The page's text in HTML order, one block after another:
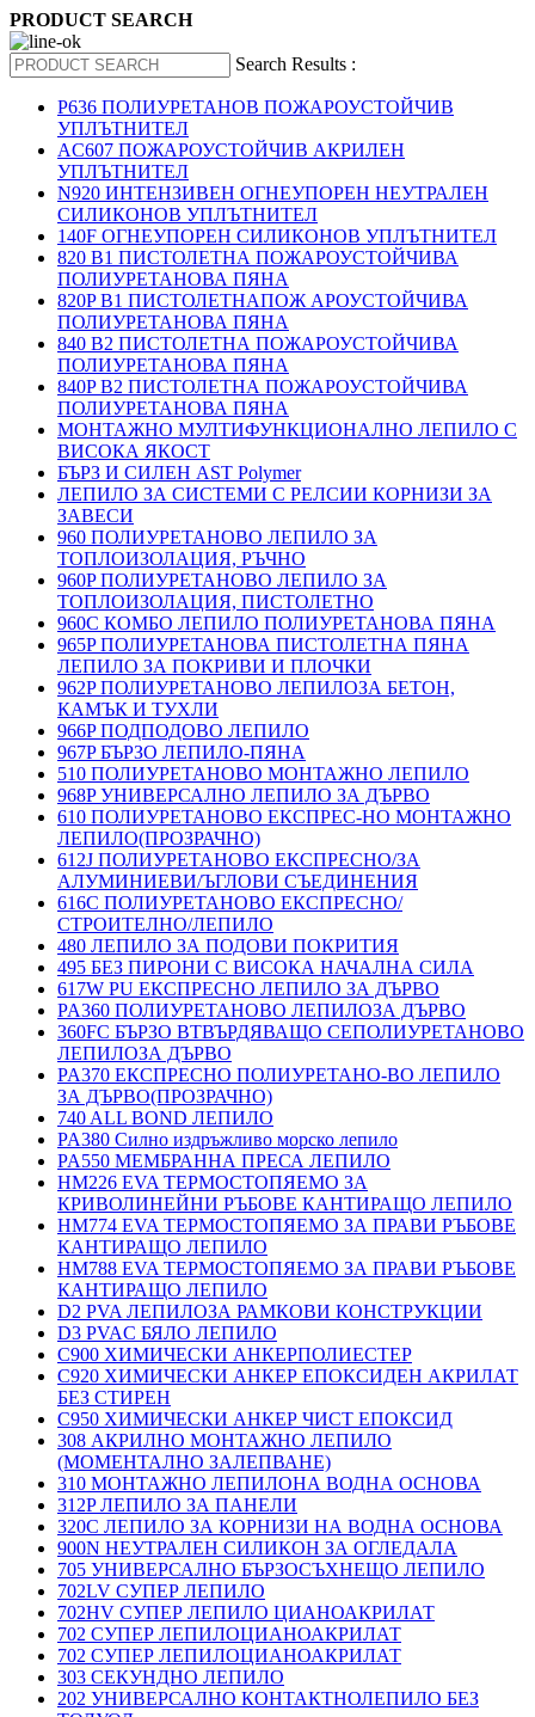
PRODUCT SEARCH
Search Results :
P636 ПОЛИУРЕТАНОВ ПОЖАРОУСТОЙЧИВ
УПЛЪТНИТЕЛ
AC607 ПОЖАРОУСТОЙЧИВ АКРИЛЕН
УПЛЪТНИТЕЛ
N920 ИНТЕНЗИВЕН ОГНЕУПОРЕН НЕУТРАЛЕН
СИЛИКОНОВ УПЛЪТНИТЕЛ
140F ОГНЕУПОРЕН СИЛИКОНОВ УПЛЪТНИТЕЛ
820 B1 ПИСТОЛЕТНА ПОЖАРОУСТОЙЧИВА
ПОЛИУРЕТАНОВА ПЯНА
820P B1 ПИСТОЛЕТНАПОЖ АРОУСТОЙЧИВА
ПОЛИУРЕТАНОВА ПЯНА
840 B2 ПИСТОЛЕТНА ПОЖАРОУСТОЙЧИВА
ПОЛИУРЕТАНОВА ПЯНА
840P B2 ПИСТОЛЕТНА ПОЖАРОУСТОЙЧИВА
ПОЛИУРЕТАНОВА ПЯНА
МОНТАЖНО МУЛТИФУНКЦИОНАЛНО ЛЕПИЛО С
ВИСОКА ЯКОСТ
БЪРЗ И СИЛЕН AST Polymer
ЛЕПИЛО ЗА СИСТЕМИ С РЕЛСИИ КОРНИЗИ ЗА
ЗАВЕСИ
960 ПОЛИУРЕТАНОВО ЛЕПИЛО ЗА
ТОПЛОИЗОЛАЦИЯ, РЪЧНО
960P ПОЛИУРЕТАНОВО ЛЕПИЛО ЗА
ТОПЛОИЗОЛАЦИЯ, ПИСТОЛЕТНО
960C КОМБО ЛЕПИЛО ПОЛИУРЕТАНОВА ПЯНА
965P ПОЛИУРЕТАНОВА ПИСТОЛЕТНА ПЯНА
ЛЕПИЛО ЗА ПОКРИВИ И ПЛОЧКИ
962P ПОЛИУРЕТАНОВО ЛЕПИЛОЗА БЕТОН,
КАМЪК И ТУХЛИ
966P ПОДПОДОВО ЛЕПИЛО
967P БЪРЗО ЛЕПИЛО-ПЯНА
510 ПОЛИУРЕТАНОВО МОНТАЖНО ЛЕПИЛО
968P УНИВЕРСАЛНО ЛЕПИЛО ЗА ДЪРВО
610 ПОЛИУРЕТАНОВО ЕКСПРЕС-НО МОНТАЖНО
ЛЕПИЛО(ПРОЗРАЧНО)
612J ПОЛИУРЕТАНОВО ЕКСПРЕСНО/ЗА
АЛУМИНИЕВИ/ЪГЛОВИ СЪЕДИНЕНИЯ
616C ПОЛИУРЕТАНОВО ЕКСПРЕСНО/
СТРОИТЕЛНО/ЛЕПИЛО
480 ЛЕПИЛО ЗА ПОДОВИ ПОКРИТИЯ
495 БЕЗ ПИРОНИ С ВИСОКА НАЧАЛНА СИЛА
617W PU ЕКСПРЕСНО ЛЕПИЛО ЗА ДЪРВО
PA360 ПОЛИУРЕТАНОВО ЛЕПИЛОЗА ДЪРВО
360FC БЪРЗО ВТВЪРДЯВАЩО СЕПОЛИУРЕТАНОВО
ЛЕПИЛОЗА ДЪРВО
PA370 ЕКСПРЕСНО ПОЛИУРЕТАНО-ВО ЛЕПИЛО
ЗА ДЪРВО(ПРОЗРАЧНО)
740 ALL BOND ЛЕПИЛО
PA380 Силно издръжливо морско лепило
PA550 МЕМБРАННА ПРЕСА ЛЕПИЛО
HM226 EVA ТЕРМОСТОПЯЕМО ЗА
КРИВОЛИНЕЙНИ РЪБОВЕ КАНТИРАЩО ЛЕПИЛО
HM774 EVA ТЕРМОСТОПЯЕМО ЗА ПРАВИ РЪБОВЕ
КАНТИРАЩО ЛЕПИЛО
HM788 EVA ТЕРМОСТОПЯЕМО ЗА ПРАВИ РЪБОВЕ
КАНТИРАЩО ЛЕПИЛО
D2 PVA ЛЕПИЛОЗА РАМКОВИ КОНСТРУКЦИИ
D3 PVAC БЯЛО ЛЕПИЛО
C900 ХИМИЧЕСКИ АНКЕРПОЛИЕСТЕP
C920 ХИМИЧЕСКИ АНКЕР ЕПОКСИДЕН АКРИЛАТ
БЕЗ СТИРЕН
C950 ХИМИЧЕСКИ АНКЕР ЧИСТ ЕПОКСИД
308 АКРИЛНО МОНТАЖНО ЛЕПИЛО
(МОМЕНТАЛНО ЗАЛЕПВАНЕ)
310 МОНТАЖНО ЛЕПИЛОНА ВОДНА ОСНОВА
312P ЛЕПИЛО ЗА ПАНЕЛИ
320C ЛЕПИЛО ЗА КОРНИЗИ НА ВОДНА ОСНОВА
900N НЕУТРАЛЕН СИЛИКОН ЗА ОГЛЕДАЛА
705 УНИВЕРСАЛНО БЪРЗОСЪХНЕЩО ЛЕПИЛО
702LV СУПЕР ЛЕПИЛО
702HV СУПЕР ЛЕПИЛО ЦИАНОАКРИЛАТ
702 СУПЕР ЛЕПИЛОЦИАНОАКРИЛАТ
702 СУПЕР ЛЕПИЛОЦИАНОАКРИЛАТ
303 СЕКУНДНО ЛЕПИЛО
202 УНИВЕРСАЛНО КОНТАКТНОЛЕПИЛО БЕЗ